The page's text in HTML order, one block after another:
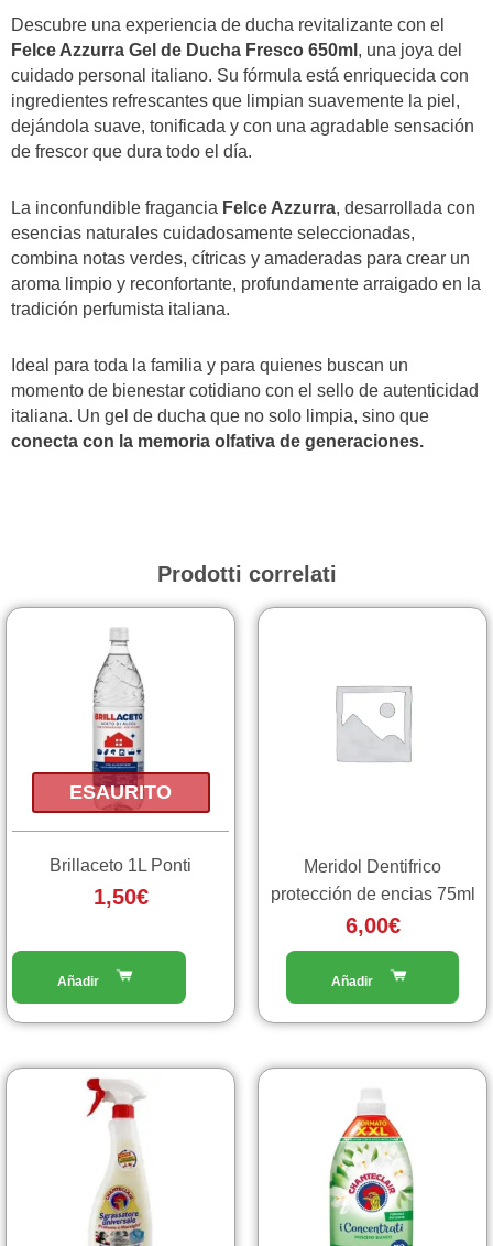
Descubre una experiencia de ducha revitalizante con el
Felce Azzurra Gel de Ducha Fresco 650ml , una joya del
cuidado personal italiano. Su fórmula está enriquecida con
ingredientes refrescantes que limpian suavemente la piel,
dejándola suave, tonificada y con una agradable sensación
de frescor que dura todo el día.
La inconfundible fragancia Felce Azzurra, desarrollada con
esencias naturales cuidadosamente seleccionadas,
combina notas verdes, cítricas y amaderadas para crear un
aroma limpio y reconfortante, profundamente arraigado en la
tradición perfumista italiana.
Ideal para toda la familia y para quienes buscan un
momento de bienestar cotidiano con el sello de autenticidad
italiana. Un gel de ducha que no solo limpia, sino que
conecta con la memoria olfativa de generaciones.
Prodotti correlati
ESAURITO
Brillaceto 1L Ponti
1,50€
Meridol Dentifrico
protección de encias 75ml
6,00€